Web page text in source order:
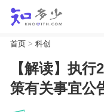
首页> 科创
【解读】执
策有关事宜公